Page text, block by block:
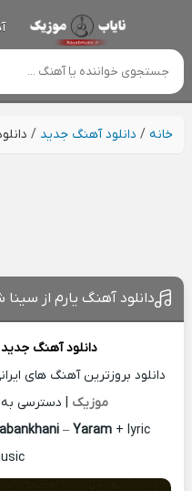
خانه/ دانلود آهنگ جدید /
دانلود آهنگ یارم از سینا
دانلود آهنگ جدید
دانلود بروزترین آهنگ های
موزیک | دسترسی به
– Yaram + lyric